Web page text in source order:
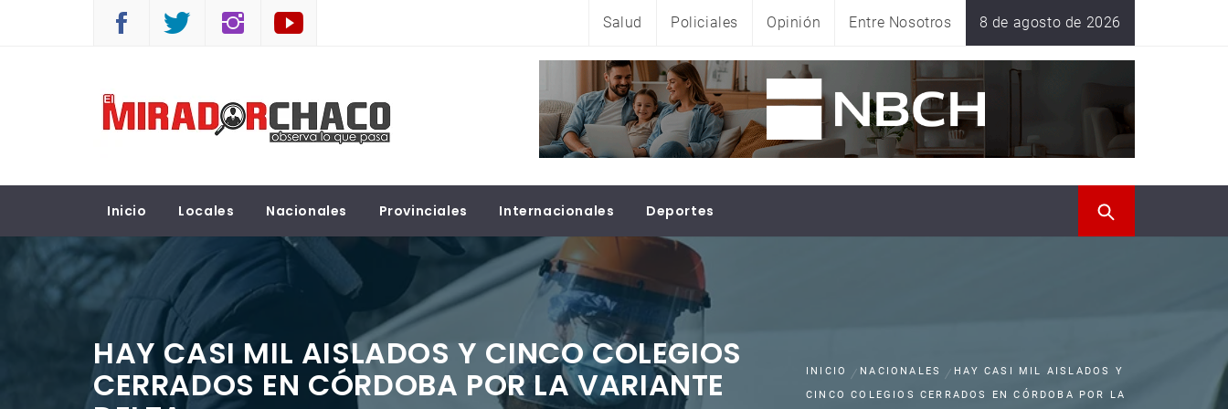
Salud Policiales Opinión Entre Nosotros 8 de agosto de 2026
EL MIRADOR CHACO
Inicio Locales Nacionales Provinciales Internacionales Deportes
HAY CASI MIL AISLADOS Y CINCO COLEGIOS
CERRADOS EN CÓRDOBA POR LA VARIANTE INICIO NACIONALES
HAY CASI MIL AISLADOS Y
CINCO COLEGIOS CERRADOS EN CÓRDOBA POR LA